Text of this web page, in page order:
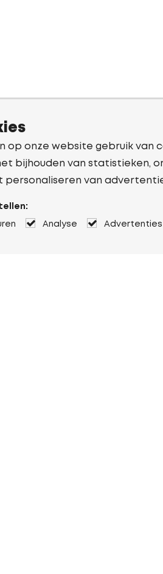
op onze website gebruik van
bijhouden van statistieken,
personaliseren van
Analyse Advertenties